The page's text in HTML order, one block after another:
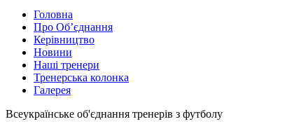
Головна
Про Об’єднання
Керівництво
Новини
Наші тренери
Тренерська колонка
Галерея
Всеукраїнське об'єднання тренерів з футболу